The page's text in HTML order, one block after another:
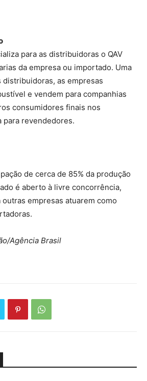
para as distribuidoras o QAV
da empresa ou importado. Uma
distribuidoras, as empresas
e vendem para companhias
consumidores finais nos
para revendedores.
de cerca de 85% da produção
é aberto à livre concorrência,
empresas atuarem como
Agência Brasil